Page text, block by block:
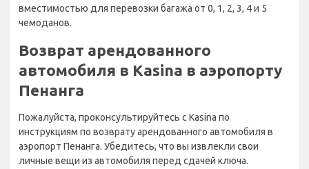
вместимостью для перевозки багажа от 0, 1, 2, 3, 4 и 5
чемоданов.
Возврат арендованного
автомобиля в Kasina в аэропорту
Пенанга
Пожалуйста, проконсультируйтесь с Kasina по
инструкциям по возврату арендованного автомобиля в
аэропорт Пенанга. Убедитесь, что вы извлекли свои
личные вещи из автомобиля перед сдачей ключа.